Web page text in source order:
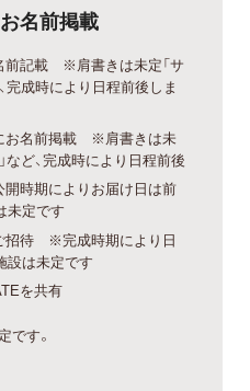
名前掲載
前記載 ※肩書きは未定「サ
完成時により日程前後しま
お名前掲載 ※肩書きは未
など、完成時により日程前後
時期によりお届け日は前
未定です
招待 ※完成時期により日
設は未定です
を共有
です。